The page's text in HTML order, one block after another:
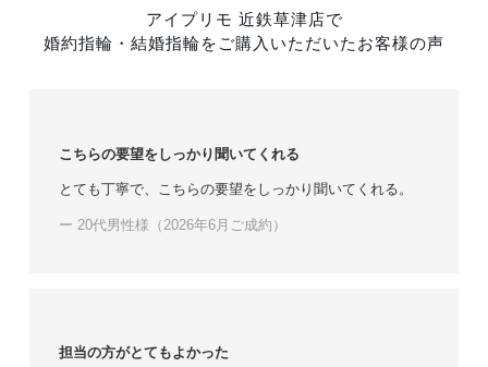
アイプリモ 近鉄草津店で
婚約指輪・結婚指輪をご購入いただいたお客様の声
こちらの要望をしっかり聞いてくれる
とても丁寧で、こちらの要望をしっかり聞いてくれる。
ー 20代男性様（2026年6月ご成約）
担当の方がとてもよかった